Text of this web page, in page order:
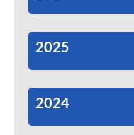
2025
2024